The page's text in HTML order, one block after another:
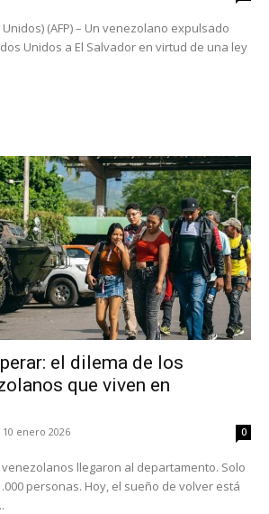
(AFP) – Un venezolano expulsado
Unidos a El Salvador en virtud de una ley
el dilema de los
que viven en
10 enero 2026 0
venezolanos llegaron al departamento. Solo
personas. Hoy, el sueño de volver está